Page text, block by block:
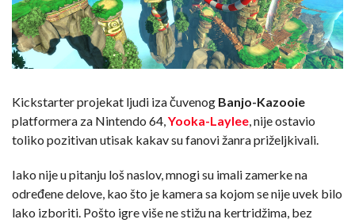
Kickstarter projekat ljudi iza čuvenog Banjo-Kazooie
platformera za Nintendo 64,Yooka-Laylee, nije ostavio
toliko pozitivan utisak kakav su fanovi žanra priželjkivali.
Iako nije u pitanju loš naslov, mnogi su imali zamerke na
određene delove, kao što je kamera sa kojom se nije uvek bilo
lako izboriti. Pošto igre više ne stižu na kertridžima, bez